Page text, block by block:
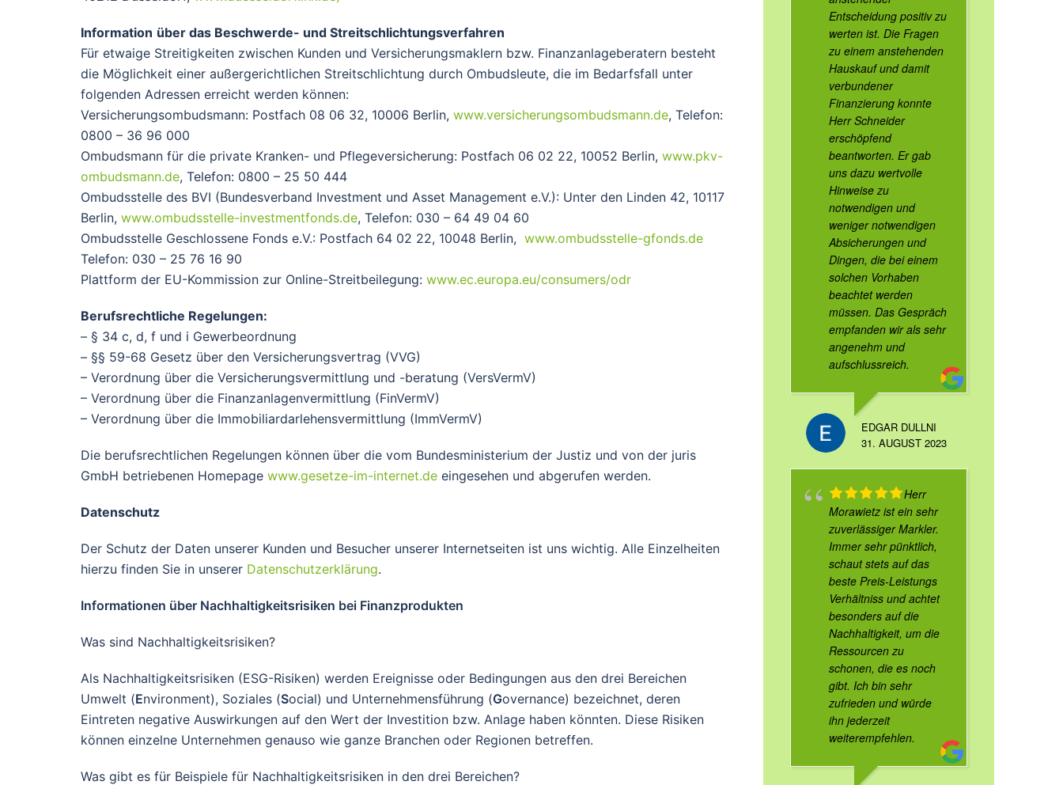
Information über das Beschwerde- und Streitschlichtungsverfahren
Für etwaige Streitigkeiten zwischen Kunden und Versicherungsmaklern bzw. Finanzanlageberatern besteht
die Möglichkeit einer außergerichtlichen Streitschlichtung durch Ombudsleute, die im Bedarfsfall unter
folgenden Adressen erreicht werden können:
Versicherungsombudsmann: Postfach 08 06 32, 10006 Berlin, www.versicherungsombudsmann.de, Telefon:
0800 – 36 96 000
Ombudsmann für die private Kranken- und Pflegeversicherung: Postfach 06 02 22, 10052 Berlin, www.pkv-
ombudsmann.de, Telefon: 0800 – 25 50 444
Ombudsstelle des BVI (Bundesverband Investment und Asset Management e.V.): Unter den Linden 42, 10117
Berlin, www.ombudsstelle-investmentfonds.de, Telefon: 030 – 64 49 04 60
Ombudsstelle Geschlossene Fonds e.V.: Postfach 64 02 22, 10048 Berlin, www.ombudsstelle-gfonds.de
Telefon: 030 – 25 76 16 90
Plattform der EU-Kommission zur Online-Streitbeilegung: www.ec.europa.eu/consumers/odr
Berufsrechtliche Regelungen:
– § 34 c, d, f und i Gewerbeordnung
– §§ 59-68 Gesetz über den Versicherungsvertrag (VVG)
– Verordnung über die Versicherungsvermittlung und -beratung (VersVermV)
– Verordnung über die Finanzanlagenvermittlung (FinVermV)
– Verordnung über die Immobiliardarlehensvermittlung (ImmVermV)
Die berufsrechtlichen Regelungen können über die vom Bundesministerium der Justiz und von der juris
GmbH betriebenen Homepage www.gesetze-im-internet.de eingesehen und abgerufen werden.
Datenschutz
Der Schutz der Daten unserer Kunden und Besucher unserer Internetseiten ist uns wichtig. Alle Einzelheiten
hierzu finden Sie in unserer Datenschutzerklärung.
Informationen über Nachhaltigkeitsrisiken bei Finanzprodukten
Was sind Nachhaltigkeitsrisiken?
Als Nachhaltigkeitsrisiken (ESG-Risiken) werden Ereignisse oder Bedingungen aus den drei Bereichen
Umwelt (Environment), Soziales (Social) und Unternehmensführung (Governance) bezeichnet, deren
Eintreten negative Auswirkungen auf den Wert der Investition bzw. Anlage haben könnten. Diese Risiken
können einzelne Unternehmen genauso wie ganze Branchen oder Regionen betreffen.
Was gibt es für Beispiele für Nachhaltigkeitsrisiken in den drei Bereichen?
Entscheidung positiv zu
werten ist. Die Fragen
zu einem anstehenden
Hauskauf und damit
verbundener
Finanzierung konnte
Herr Schneider
erschöpfend
beantworten. Er gab
uns dazu wertvolle
Hinweise zu
notwendigen und
weniger notwendigen
Absicherungen und
Dingen, die bei einem
solchen Vorhaben
beachtet werden
müssen. Das Gespräch
empfanden wir als sehr
angenehm und
aufschlussreich.
EDGAR DULLNI
31. AUGUST 2023
Herr
Morawietz ist ein sehr
zuverlässiger Markler.
Immer sehr pünktlich,
schaut stets auf das
beste Preis-Leistungs
Verhältniss und achtet
besonders auf die
Nachhaltigkeit, um die
Ressourcen zu
schonen, die es noch
gibt. Ich bin sehr
zufrieden und würde
ihn jederzeit
weiterempfehlen.